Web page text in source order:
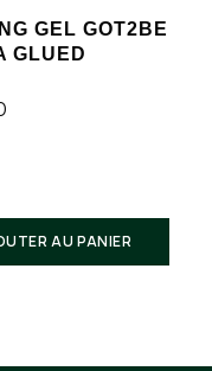
GEL GOT2BE
GLUED
AU PANIER